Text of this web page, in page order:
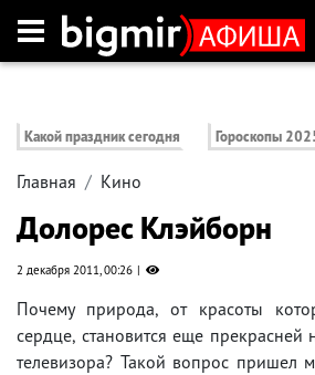
Какой праздник сегодня Гороскопы
Главная Кино
Долорес Клэйборн
2 декабря 2011, 00:26
Почему природа, от красоты
сердце, становится еще прекрасней
телевизора? Такой вопрос пришел